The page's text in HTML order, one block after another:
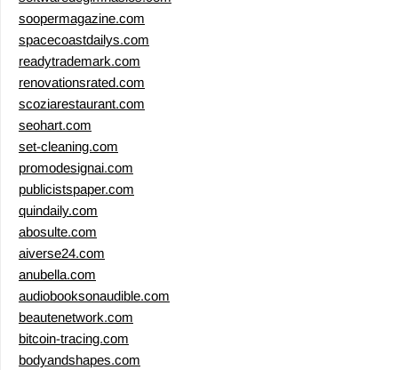
soopermagazine.com
spacecoastdailys.com
readytrademark.com
renovationsrated.com
scoziarestaurant.com
seohart.com
set-cleaning.com
promodesignai.com
publicistspaper.com
quindaily.com
abosulte.com
aiverse24.com
anubella.com
audiobooksonaudible.com
beautenetwork.com
bitcoin-tracing.com
bodyandshapes.com